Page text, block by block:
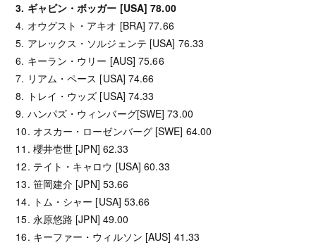
3. ギャビン・ボッガー [USA] 78.00
4. オウグスト・アキオ [BRA] 77.66
5. アレックス・ソルジェンテ [USA] 76.33
6. キーラン・ウリー [AUS] 75.66
7. リアム・ペース [USA] 74.66
8. トレイ・ウッズ [USA] 74.33
9. ハンパズ・ウィンバーグ[SWE] 73.00
10. オスカー・ローゼンバーグ [SWE] 64.00
11. 櫻井壱世 [JPN] 62.33
12. テイト・キャロウ [USA] 60.33
13. 笹岡建介 [JPN] 53.66
14. トム・シャー [USA] 53.66
15. 永原悠路 [JPN] 49.00
16. キーファー・ウィルソン [AUS] 41.33